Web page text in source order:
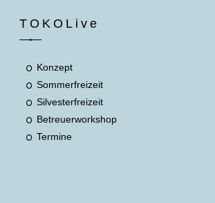
TOKOLive
Konzept
Sommerfreizeit
Silvesterfreizeit
Betreuerworkshop
Termine